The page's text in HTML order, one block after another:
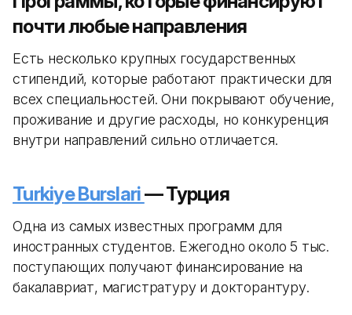
почти любые направления
Есть несколько крупных государственных
стипендий, которые работают практически для
всех специальностей. Они покрывают обучение,
проживание и другие расходы, но конкуренция
внутри направлений сильно отличается.
Turkiye Burslari— Турция
Одна из самых известных программ для
иностранных студентов. Ежегодно около 5 тыс.
поступающих получают финансирование на
бакалавриат, магистратуру и докторантуру.